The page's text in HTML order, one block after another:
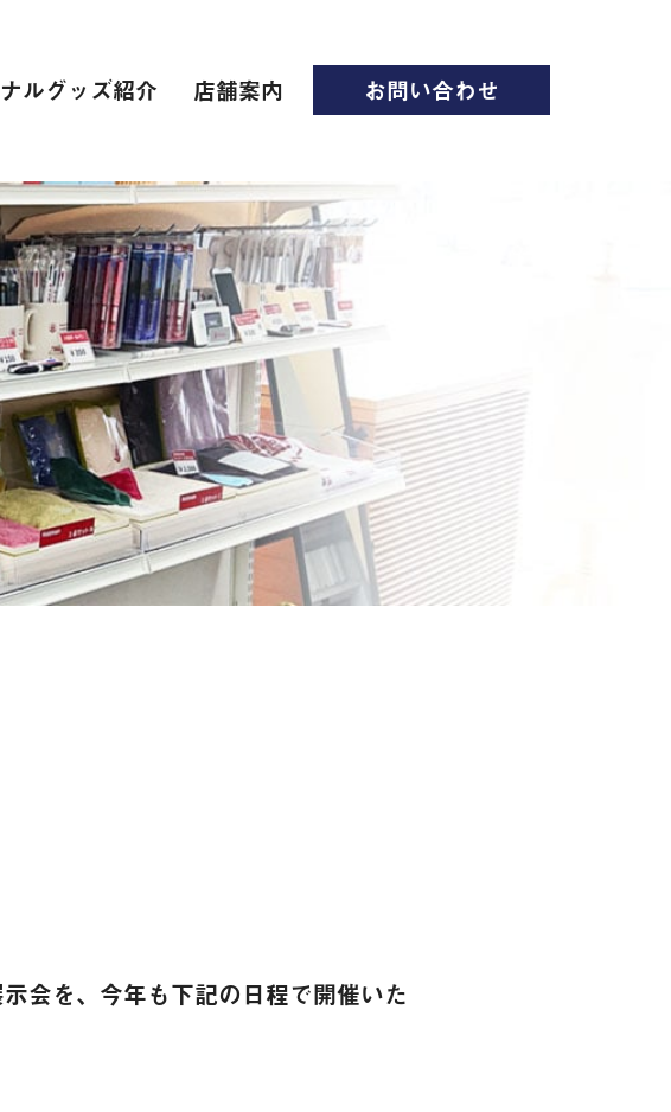
ルグッズ紹介 店舗案内 お問い合わせ
会を、今年も下記の日程で開催いた